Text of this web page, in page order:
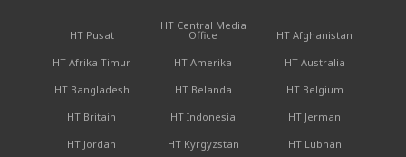
HT Pusat
HT Central Media
Office
HT Afghanistan
HT Afrika Timur
HT Amerika
HT Australia
HT Bangladesh
HT Belanda
HT Belgium
HT Britain
HT Indonesia
HT Jerman
HT Jordan
HT Kyrgyzstan
HT Lubnan